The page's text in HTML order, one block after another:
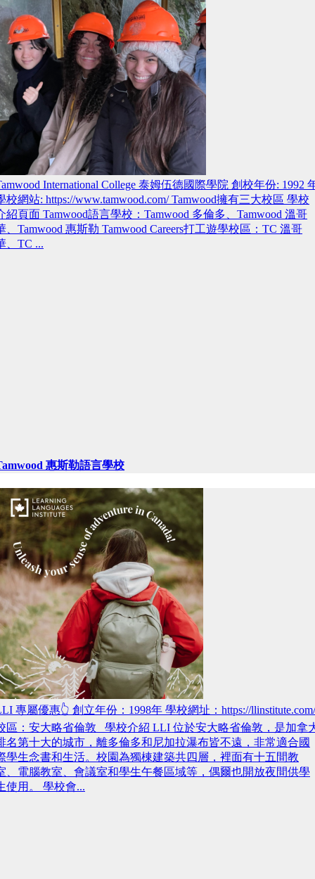
International College 泰姆伍德國際學院 創校年份: 1992
校網站: https://www.tamwood.com/ Tamwood擁有三大校區 學校
紹頁面 Tamwood語言學校：Tamwood 多倫多、Tamwood 溫哥
、Tamwood 惠斯勒 Tamwood Careers打工遊學校區：TC 溫哥
、TC ...
惠斯勒語言學校
專屬優惠👆 創立年份：1998年 學校網址：https://llinstitute.com/
區：安大略省倫敦 學校介紹 LLI 位於安大略省倫敦，是加拿
名第十大的城市，離多倫多和尼加拉瀑布皆不遠，非常適合國
學生念書和生活。校園為獨棟建築共四層，裡面有十五間教
、電腦教室、會議室和學生午餐區域等，偶爾也開放夜間供學
使用。 學校會...